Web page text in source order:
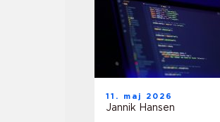
11. maj 2026
Jannik Hansen